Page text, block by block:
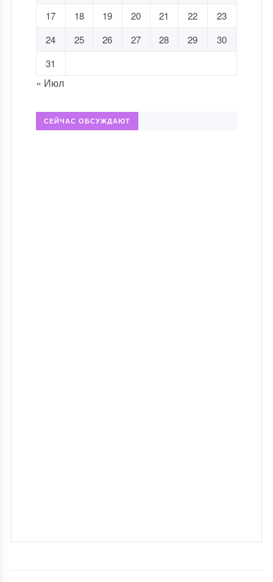
17
18 19 20 21 22
23
24
25 26 27 28 29
30
31
« Июл
СЕЙЧАС ОБСУЖДАЮТ